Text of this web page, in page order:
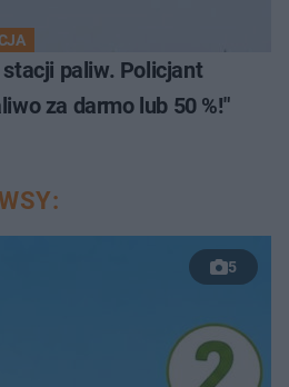
stacji paliw. Policjant
za darmo lub 50 %!"
5